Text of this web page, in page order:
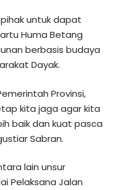
untuk dapat
Huma Betang
berbasis budaya
Dayak.
Provinsi,
kita jaga agar kita
baik dan kuat pasca
Sabran.
lain unsur
Pelaksana Jalan